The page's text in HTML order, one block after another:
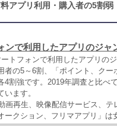
アプリ利用・購入者の5割弱
ンで利用したアプリのジャ
トフォンで利用したアプリの
者の5～6割、「ポイント、ク
4割強です。2019年調査と比べ
います。
画再生、映像配信サービス、
ークション、フリマアプリ」